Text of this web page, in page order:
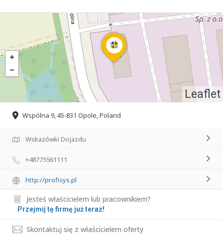
Leaflet
Wspólna 9, 45-831 Opole, Poland
Wskazówki Dojazdu
+48775561111
http://profisys.pl
Jesteś właścicielem lub pracownikiem?
Przejmij tę firmę już teraz!
Skontaktuj się z właścicielem oferty